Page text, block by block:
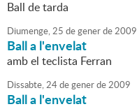
Ball de tarda
Diumenge,25 degenerde2009
Ball a l'envelat
amb el teclista Ferran
Dissabte,24degenerde2009
Ball a l'envelat